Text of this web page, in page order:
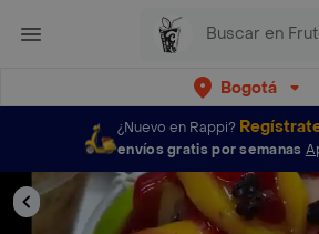
Bogotá
¿Nuevo en Rappi?
envíos gratis por semanas